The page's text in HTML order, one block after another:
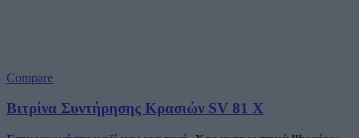
Compare
Βιτρίνα Συντήρησης Κρασιών SV 81 X